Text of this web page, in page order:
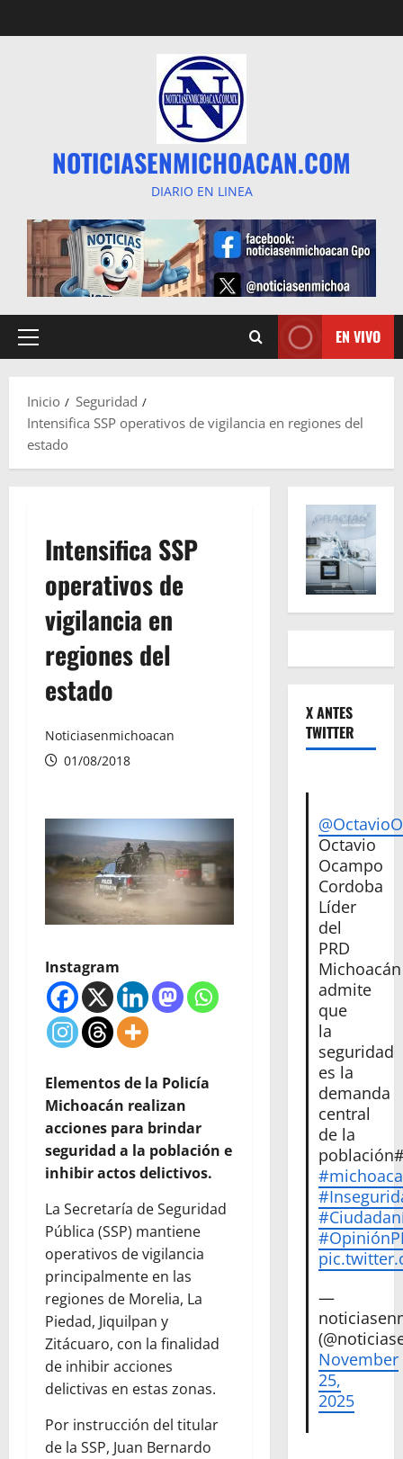
al
NOTICIASENMICHOACAN.COM
DIARIO EN LINEA
Menú
EN VIVO
Inicio
Seguridad
Intensifica SSP operativos de vigilancia en regiones del
estado
Intensifica SSP
operativos de
vigilancia en
regiones del
estado
Noticiasenmichoacan
01/08/2018
Instagram
Elementos de la Policía
Michoacán realizan
acciones para brindar
seguridad a la población e
inhibir actos delictivos.
La Secretaría de Seguridad
Pública (SSP) mantiene
operativos de vigilancia
principalmente en las
regiones de Morelia, La
Piedad, Jiquilpan y
Zitácuaro, con la finalidad
de inhibir acciones
delictivas en estas zonas.
Por instrucción del titular
de la SSP, Juan Bernardo
X ANTES
TWITTER
Octavio
Ocampo
Cordoba
Líder
del
PRD
Michoacán
admite
que
la
seguridad
es la
demanda
central
de la
—
November
25,
2025